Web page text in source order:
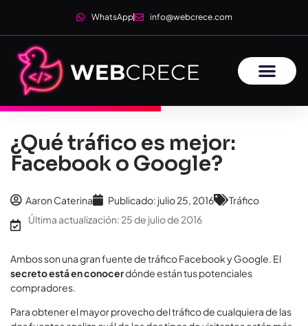
WhatsApp info@webcrece.com
¿Qué tráfico es mejor:
Facebook o Google?
Aaron Caterina Publicado: julio 25, 2016
Tráfico
Última actualización: 25 de julio de 2016
Ambos son una gran fuente de tráfico Facebook y Google. El
secreto está en conocerdónde están tus potenciales
compradores.
Para obtener el mayor provecho del tráfico de cualquiera de las